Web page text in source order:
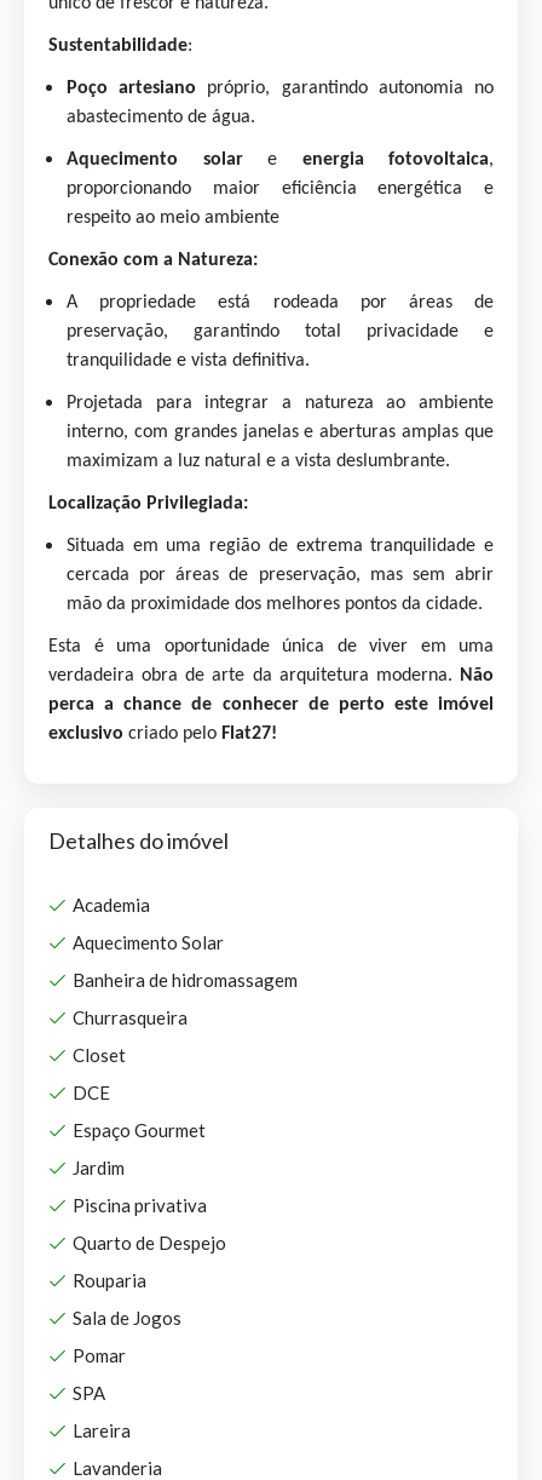
Sustentabilidade:
Poço artesiano próprio, garantindo autonomia no
abastecimento de água.
Aquecimento solare energia fotovoltaica,
proporcionando maior eficiência energética e
respeito ao meio ambiente
Conexão com a Natureza:
A propriedade está rodeada por áreas de
preservação, garantindo total privacidade e
tranquilidade e vista definitiva.
Projetada para integrar a natureza ao ambiente
interno, com grandes janelas e aberturas amplas que
maximizam a luz natural e a vista deslumbrante.
Localização Privilegiada:
Situada em uma região de extrema tranquilidade e
cercada por áreas de preservação, mas sem abrir
mão da proximidade dos melhores pontos da cidade.
Esta é uma oportunidade única de viver em uma
verdadeira obra de arte da arquitetura moderna. Não
perca a chance de conhecer de perto este imóvel
exclusivo criado pelo Flat27!
Detalhes do imóvel
Academia
Aquecimento Solar
Banheira de hidromassagem
Churrasqueira
Closet
DCE
Espaço Gourmet
Jardim
Piscina privativa
Quarto de Despejo
Rouparia
Sala de Jogos
Pomar
SPA
Lareira
Lavanderia